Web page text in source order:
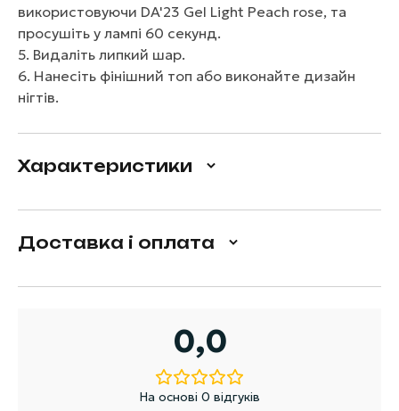
використовуючи DA'23 Gel Light Peach rose, та
просушіть у лампі 60 секунд.
5. Видаліть липкий шар.
6. Нанесіть фінішний топ або виконайте дизайн
нігтів.
Характеристики
Доставка і оплата
0,0
На основі 0 відгуків